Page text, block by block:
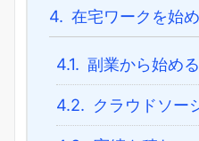
4. 在宅ワークを始
4.1. 副業から始める
4.2. クラウドソー